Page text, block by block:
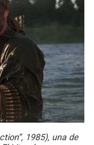
1985), una de